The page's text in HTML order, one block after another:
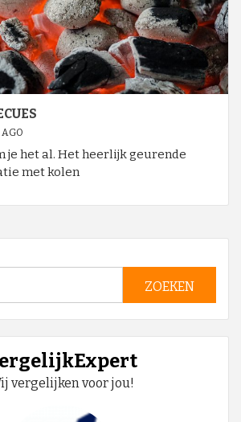
AGO
je het al. Het heerlijk geurende
met kolen
vergelijken voor jou!